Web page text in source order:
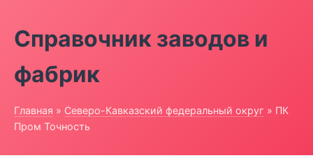
Справочник заводов и
фабрик
Главная » Северо-Кавказский федеральный округ » ПК
Пром Точность